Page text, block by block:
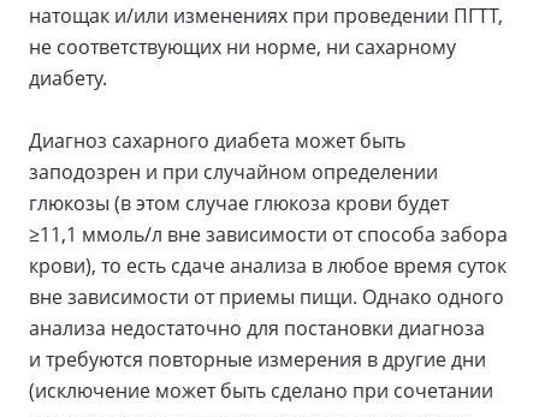
натощак и/или изменениях при проведении ПГТТ,
не соответствующих ни норме, ни сахарному
диабету.
Диагноз сахарного диабета может быть
заподозрен и при случайном определении
глюкозы (в этом случае глюкоза крови будет
≥11,1 ммоль/л вне зависимости от способа забора
крови), то есть сдаче анализа в любое время суток
вне зависимости от приемы пищи. Однако одного
анализа недостаточно для постановки диагноза
и требуются повторные измерения в другие дни
(исключение может быть сделано при сочетании